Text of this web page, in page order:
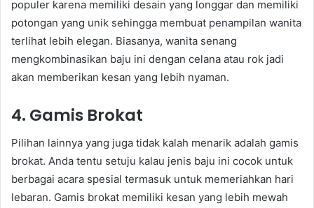
populer karena memiliki desain yang longgar dan memiliki
potongan yang unik sehingga membuat penampilan wanita
terlihat lebih elegan. Biasanya, wanita senang
mengkombinasikan baju ini dengan celana atau rok jadi
akan memberikan kesan yang lebih nyaman.
4. Gamis Brokat
Pilihan lainnya yang juga tidak kalah menarik adalah gamis
brokat. Anda tentu setuju kalau jenis baju ini cocok untuk
berbagai acara spesial termasuk untuk memeriahkan hari
lebaran. Gamis brokat memiliki kesan yang lebih mewah